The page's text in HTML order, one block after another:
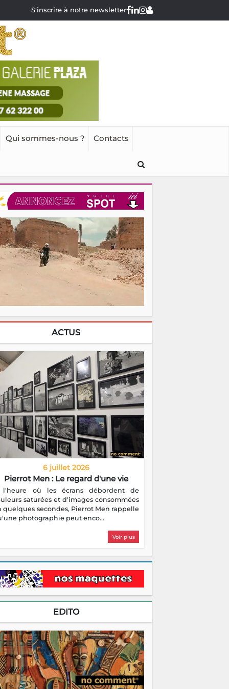
S'inscrire à notre newsletter
Qui sommes-nous ? Contacts
ACTUS
6 juillet 2026
Pierrot Men : Le regard d'une vie
l'heure où les écrans débordent de
saturées et d'images consommées
quelques secondes, Pierrot Men rappelle
photographie peut enco...
Voir plus
EDITO